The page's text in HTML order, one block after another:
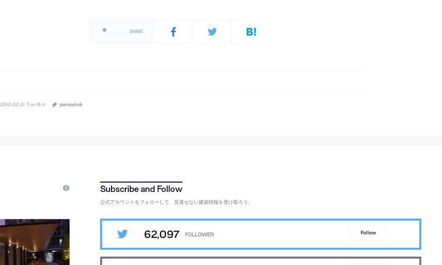
SHARE
2012.02.21 Tue 18:11 permalink
公式アカウントをフォローして、見逃せない建築情報を受け取ろう。
62,097 Follow